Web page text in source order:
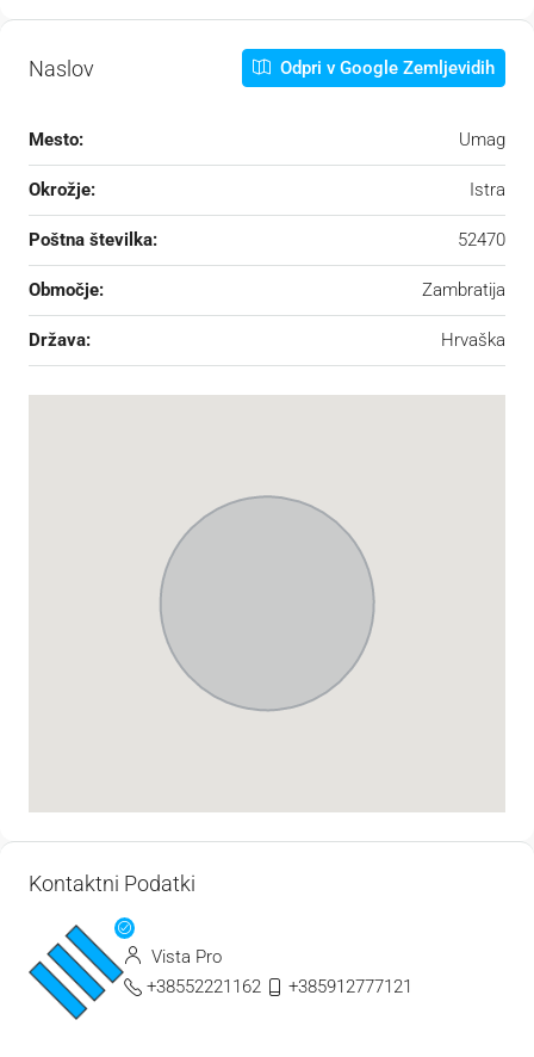
Naslov Odpri v Google Zemljevidih
Mesto: Umag
Okrožje: Istra
Poštna številka: 52470
Območje: Zambratija
Država: Hrvaška
Kontaktni Podatki
Vista Pro
+38552221162
+385912777121